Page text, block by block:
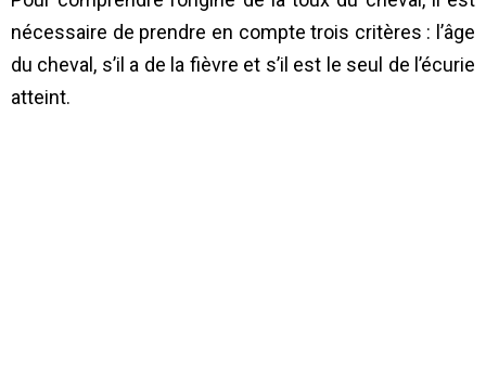
nécessaire de prendre en compte trois critères : l’âge
du cheval, s’il a de la fièvre et s’il est le seul de l’écurie
atteint.